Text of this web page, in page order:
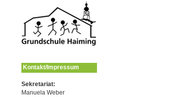
Kontakt/Impressum
Sekretariat:
Manuela Weber